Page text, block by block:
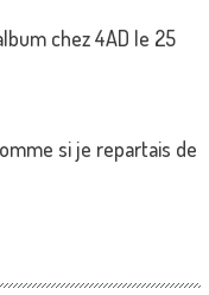
chez 4AD le 25
si je repartais de